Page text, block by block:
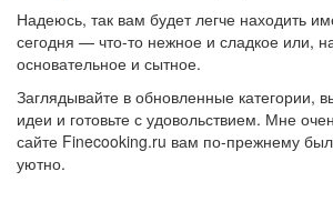
Надеюсь, так вам будет легче находить
сегодня — что-то нежное и сладкое или,
основательное и сытное.
Заглядывайте в обновленные категории,
идеи и готовьте с удовольствием. Мне
сайте Finecooking.ru вам по-прежнему
уютно.